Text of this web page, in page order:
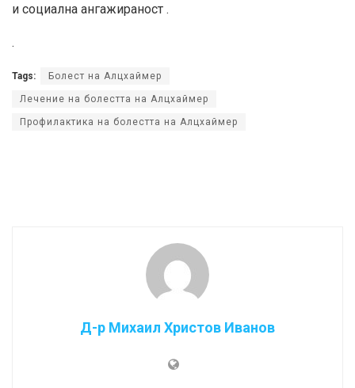
и социална ангажираност .
.
Tags: Болест на Алцхаймер
Лечение на болестта на Алцхаймер
Профилактика на болестта на Алцхаймер
Д-р Михаил Христов Иванов